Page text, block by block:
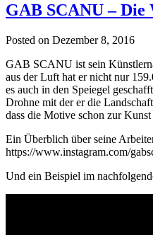
GAB SCANU – Die
Posted on Dezember 8, 2016
GAB SCANU ist sein
aus der Luft hat er nicht nur
es auch in den Speiegel
Drohne mit der er die
dass die Motive schon zur
Ein Überblich über seine
https://www.instagram.com/
Und ein Beispiel im